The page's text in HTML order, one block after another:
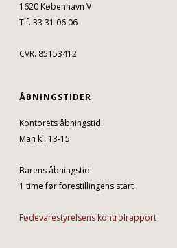
1620 København V
Tlf. 33 31 06 06
CVR. 85153412
ÅBNINGSTIDER
Kontorets åbningstid:
Man kl. 13-15
Barens åbningstid:
1 time før forestillingens start
Fødevarestyrelsens kontrolrapport